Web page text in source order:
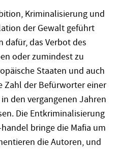
Kriminalisierung und
der Gewalt geführt
dafür, das Verbot des
oder zumindest zu
Staaten und auch
Zahl der Befürworter einer
den vergangenen Jahren
Die Entkriminalisierung
bringe die Mafia um
die Autoren, und